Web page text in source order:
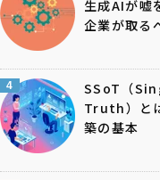
生成AIが嘘
企業が取る
4
SSoT（
Truth）と
築の基本